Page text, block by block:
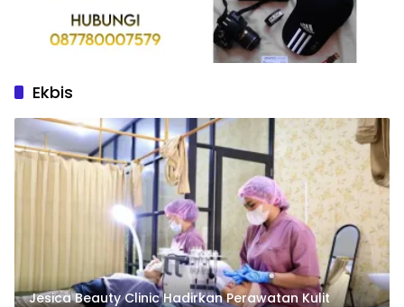
Ekbis
Jesica Beauty Clinic Hadirkan Perawatan Kulit